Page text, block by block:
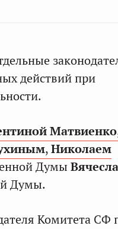
действий при
Матвиенко
,Николаем
Думы
Думы.
Комитета СФ